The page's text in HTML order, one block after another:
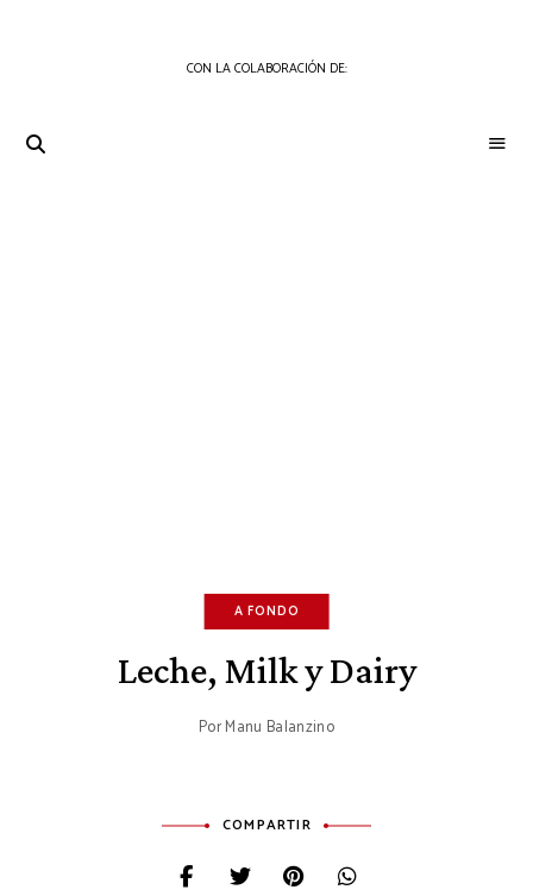
CON LA COLABORACIÓN DE:
A FONDO
Leche, Milk y Dairy
PorManu Balanzino
COMPARTIR